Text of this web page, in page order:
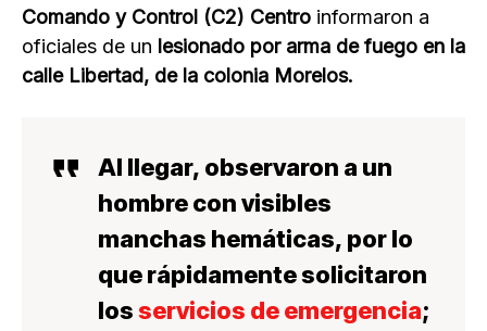
Comando y Control (C2) Centro informaron a
oficiales de un lesionado por arma de fuego en la
calle Libertad, de la colonia Morelos.
Al llegar, observaron a un
hombre con visibles
manchas hemáticas, por lo
que rápidamente solicitaron
losservicios de emergencia;